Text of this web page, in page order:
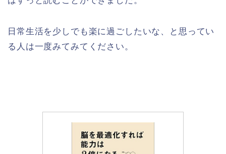
日常生活を少しでも楽に過ごしたいな、と思ってい
る人は一度みてみてください。